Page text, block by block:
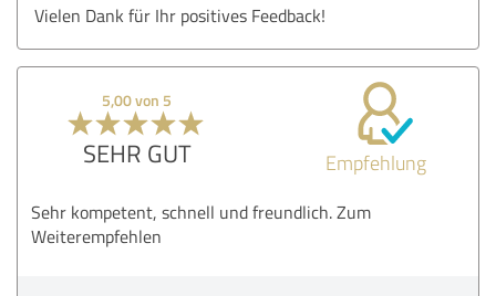
Vielen Dank für Ihr positives Feedback!
5,00 von 5
SEHR GUT Empfehlung
Sehr kompetent, schnell und freundlich. Zum
Weiterempfehlen